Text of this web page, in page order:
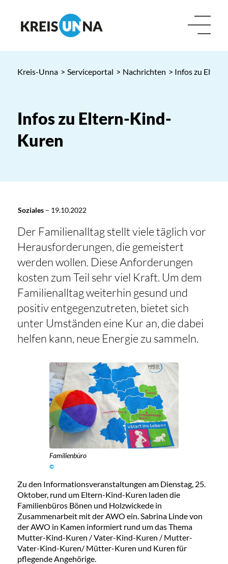
Kreis-Unna > Serviceportal > Nachrichten > Infos zu
Infos zu Eltern-Kind-
Kuren
Soziales– 19.10.2022
Der Familienalltag stellt viele täglich vor
Herausforderungen, die gemeistert
werden wollen. Diese Anforderungen
kosten zum Teil sehr viel Kraft. Um dem
Familienalltag weiterhin gesund und
positiv entgegenzutreten, bietet sich
unter Umständen eine Kur an, die dabei
helfen kann, neue Energie zu sammeln.
Familienbüro
©
Zu den Informationsveranstaltungen am Dienstag, 25.
Oktober, rund um Eltern-Kind-Kuren laden die
Familienbüros Bönen und Holzwickede in
Zusammenarbeit mit der AWO ein. Sabrina Linde von
der AWO in Kamen informiert rund um das Thema
Mutter-Kind-Kuren / Vater-Kind-Kuren / Mutter-
Vater-Kind-Kuren/ Mütter-Kuren und Kuren für
pflegende Angehörige.